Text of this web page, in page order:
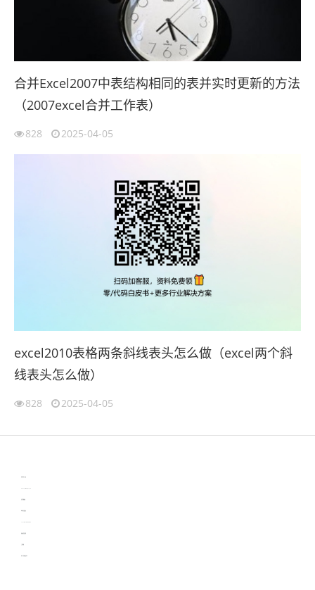
合并Excel2007中表结构相同的表并实时更新的方法
（2007excel合并工作表）
828 2025-04-05
excel2010表格两条斜线表头怎么做（excel两个斜
线表头怎么做）
828 2025-04-05